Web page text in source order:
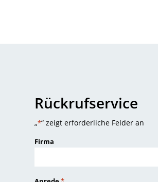
Rückrufservice
„*“ zeigt erforderliche Felder an
Firma